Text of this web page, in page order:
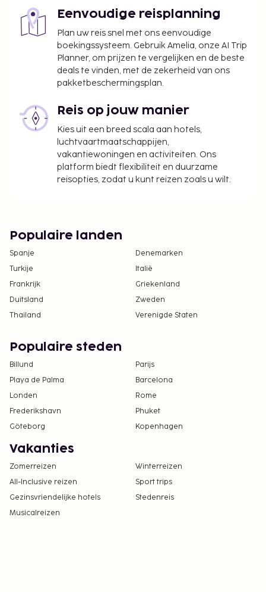
Eenvoudige reisplanning
Plan uw reis snel met ons eenvoudige
boekingssysteem. Gebruik Amelia, onze AI Trip
Planner, om prijzen te vergelijken en de beste
deals te vinden, met de zekerheid van ons
pakketbeschermingsplan.
Reis op jouw manier
Kies uit een breed scala aan hotels,
luchtvaartmaatschappijen,
vakantiewoningen en activiteiten. Ons
platform biedt flexibiliteit en duurzame
reisopties, zodat u kunt reizen zoals u wilt.
Populaire landen
Spanje
Denemarken
Turkije
Italië
Frankrijk
Griekenland
Duitsland
Zweden
Thailand
Verenigde Staten
Populaire steden
Billund
Parijs
Playa de Palma
Barcelona
Londen
Rome
Frederikshavn
Phuket
Göteborg
Kopenhagen
Vakanties
Zomerreizen
Winterreizen
All-Inclusive reizen
Sport trips
Gezinsvriendelijke hotels
Stedenreis
Musicalreizen